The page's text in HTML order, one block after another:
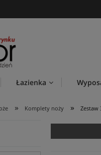
Łazienka
» Komplety noży » Zestaw